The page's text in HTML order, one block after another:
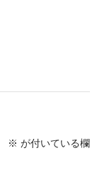
※ が付いている欄